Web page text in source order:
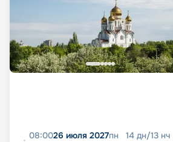
08:0026 июля 2027пн 14 дн/13 нч